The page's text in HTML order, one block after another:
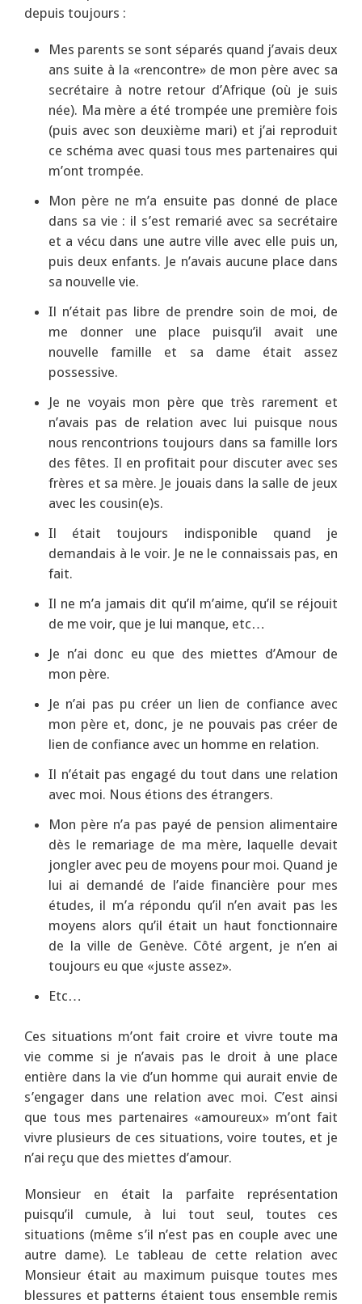
depuis toujours :
Mes parents se sont séparés quand j’avais deux
ans suite à la «rencontre» de mon père avec sa
secrétaire à notre retour d’Afrique (où je suis
née). Ma mère a été trompée une première fois
(puis avec son deuxième mari) et j’ai reproduit
ce schéma avec quasi tous mes partenaires qui
m’ont trompée.
Mon père ne m’a ensuite pas donné de place
dans sa vie : il s’est remarié avec sa secrétaire
et a vécu dans une autre ville avec elle puis un,
puis deux enfants. Je n’avais aucune place dans
sa nouvelle vie.
Il n’était pas libre de prendre soin de moi, de
me donner une place puisqu’il avait une
nouvelle famille et sa dame était assez
possessive.
Je ne voyais mon père que très rarement et
n’avais pas de relation avec lui puisque nous
nous rencontrions toujours dans sa famille lors
des fêtes. Il en profitait pour discuter avec ses
frères et sa mère. Je jouais dans la salle de jeux
avec les cousin(e)s.
Il était toujours indisponible quand je
demandais à le voir. Je ne le connaissais pas, en
fait.
Il ne m’a jamais dit qu’il m’aime, qu’il se réjouit
de me voir, que je lui manque, etc…
Je n’ai donc eu que des miettes d’Amour de
mon père.
Je n’ai pas pu créer un lien de confiance avec
mon père et, donc, je ne pouvais pas créer de
lien de confiance avec un homme en relation.
Il n’était pas engagé du tout dans une relation
avec moi. Nous étions des étrangers.
Mon père n’a pas payé de pension alimentaire
dès le remariage de ma mère, laquelle devait
jongler avec peu de moyens pour moi. Quand je
lui ai demandé de l’aide financière pour mes
études, il m’a répondu qu’il n’en avait pas les
moyens alors qu’il était un haut fonctionnaire
de la ville de Genève. Côté argent, je n’en ai
toujours eu que «juste assez».
Etc…
Ces situations m’ont fait croire et vivre toute ma
vie comme si je n’avais pas le droit à une place
entière dans la vie d’un homme qui aurait envie de
s’engager dans une relation avec moi. C’est ainsi
que tous mes partenaires «amoureux» m’ont fait
vivre plusieurs de ces situations, voire toutes, et je
n’ai reçu que des miettes d’amour.
Monsieur en était la parfaite représentation
puisqu’il cumule, à lui tout seul, toutes ces
situations (même s’il n’est pas en couple avec une
autre dame). Le tableau de cette relation avec
Monsieur était au maximum puisque toutes mes
blessures et patterns étaient tous ensemble remis